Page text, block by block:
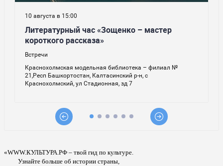
«WWW.КУЛЬТУРА.РФ – твой гид по культуре.
Узнайте больше об истории страны,